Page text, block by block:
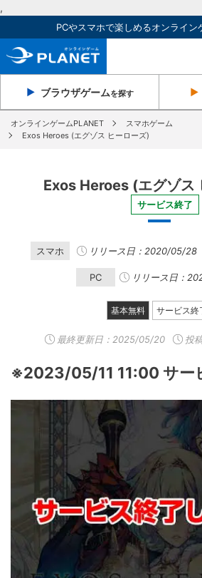
,
PCやスマホで楽しめるオンライン
ブラウザゲームを探す
オンラインゲームPLANET
スマホゲーム
Exos Heroes (エグゾス ヒーローズ)
Exos Heroes (エグゾス
サービス終了
スマホ リリース日：2020/05/28
PC リリース日：
基本無料 サービス終
最終更新日： 2025/05/20 投
※2023/05/11 11:00 サー